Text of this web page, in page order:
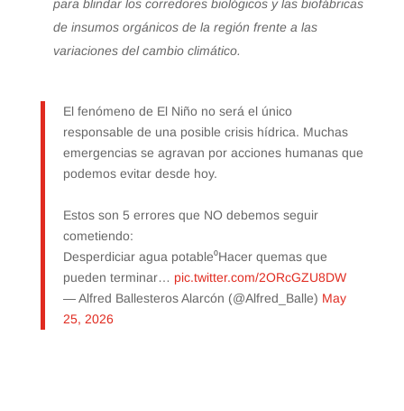
para blindar los corredores biológicos y las biofábricas
de insumos orgánicos de la región frente a las
variaciones del cambio climático.
El fenómeno de El Niño no será el único
responsable de una posible crisis hídrica. Muchas
emergencias se agravan por acciones humanas que
podemos evitar desde hoy.
Estos son 5 errores que NO debemos seguir
cometiendo:
Desperdiciar agua potable⁰Hacer quemas que
pueden terminar… pic.twitter.com/2ORcGZU8DW
— Alfred Ballesteros Alarcón (@Alfred_Balle) May
25, 2026